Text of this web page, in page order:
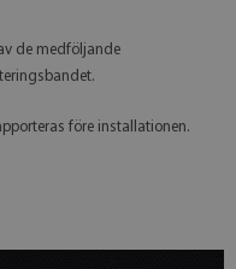
de medföljande
före installationen.